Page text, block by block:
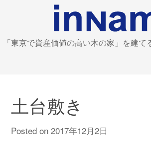
「東京で資産価値の高い木の家」を建
土台敷き
Posted on2017年12月2日